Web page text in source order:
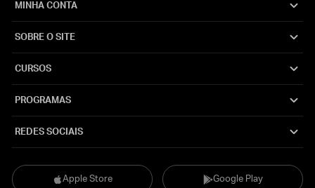
Apple Store Google Play
MINHA CONTA
SOBRE O SITE
CURSOS
PROGRAMAS
REDES SOCIAIS